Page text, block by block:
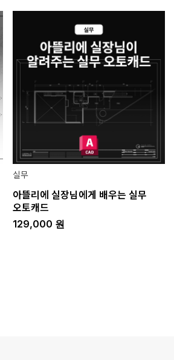
실무
아뜰리에 실장님에게 배우는 실무
오토캐드
129,000 원